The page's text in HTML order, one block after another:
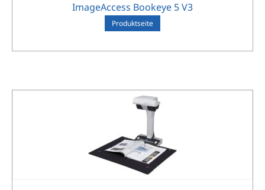
ImageAccess Bookeye 5 V3
Pro­dukt­sei­te